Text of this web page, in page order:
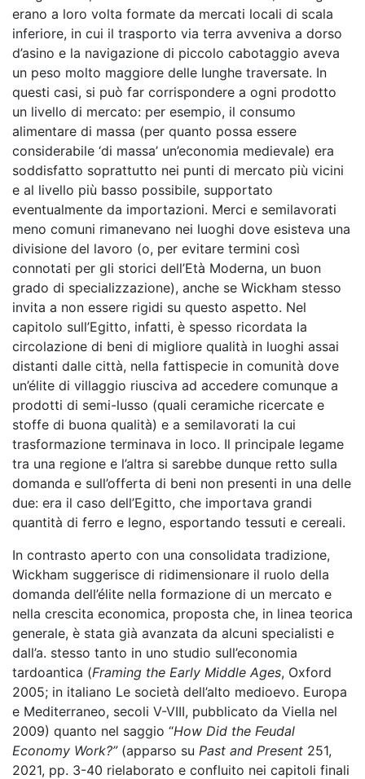
erano a loro volta formate da mercati locali di scala
inferiore, in cui il trasporto via terra avveniva a dorso
d’asino e la navigazione di piccolo cabotaggio aveva
un peso molto maggiore delle lunghe traversate. In
questi casi, si può far corrispondere a ogni prodotto
un livello di mercato: per esempio, il consumo
alimentare di massa (per quanto possa essere
considerabile ‘di massa’ un’economia medievale) era
soddisfatto soprattutto nei punti di mercato più vicini
e al livello più basso possibile, supportato
eventualmente da importazioni. Merci e semilavorati
meno comuni rimanevano nei luoghi dove esisteva una
divisione del lavoro (o, per evitare termini così
connotati per gli storici dell’Età Moderna, un buon
grado di specializzazione), anche se Wickham stesso
invita a non essere rigidi su questo aspetto. Nel
capitolo sull’Egitto, infatti, è spesso ricordata la
circolazione di beni di migliore qualità in luoghi assai
distanti dalle città, nella fattispecie in comunità dove
un’élite di villaggio riusciva ad accedere comunque a
prodotti di semi-lusso (quali ceramiche ricercate e
stoffe di buona qualità) e a semilavorati la cui
trasformazione terminava in loco. Il principale legame
tra una regione e l’altra si sarebbe dunque retto sulla
domanda e sull’offerta di beni non presenti in una delle
due: era il caso dell’Egitto, che importava grandi
quantità di ferro e legno, esportando tessuti e cereali.
In contrasto aperto con una consolidata tradizione,
Wickham suggerisce di ridimensionare il ruolo della
domanda dell’élite nella formazione di un mercato e
nella crescita economica, proposta che, in linea teorica
generale, è stata già avanzata da alcuni specialisti e
dall’a. stesso tanto in uno studio sull’economia
tardoantica (Framing the Early Middle Ages, Oxford
2005; in italiano Le società dell’alto medioevo. Europa
e Mediterraneo, secoli V-VIII, pubblicato da Viella nel
2009) quanto nel saggio “How Did the Feudal
Economy Work?”(apparso su Past and Present 251,
2021, pp. 3-40 rielaborato e confluito nei capitoli finali